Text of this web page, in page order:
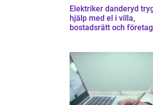
Elektriker danderyd trygg
hjälp med el i villa,
bostadsrätt och företag